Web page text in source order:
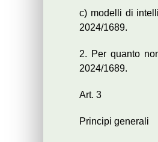
c) modelli di
2024/1689.
2. Per quanto
2024/1689.
Art. 3
Principi generali